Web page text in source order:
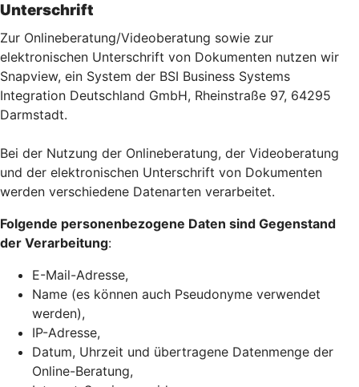
Unterschrift
Zur Onlineberatung/Videoberatung sowie zur
elektronischen Unterschrift von Dokumenten nutzen wir
Snapview, ein System der BSI Business Systems
Integration Deutschland GmbH, Rheinstraße 97, 64295
Darmstadt.
Bei der Nutzung der Onlineberatung, der Videoberatung
und der elektronischen Unterschrift von Dokumenten
werden verschiedene Datenarten verarbeitet.
Folgende personenbezogene Daten sind Gegenstand
der Verarbeitung:
E-Mail-Adresse,
Name (es können auch Pseudonyme verwendet
werden),
IP-Adresse,
Datum, Uhrzeit und übertragene Datenmenge der
Online-Beratung,